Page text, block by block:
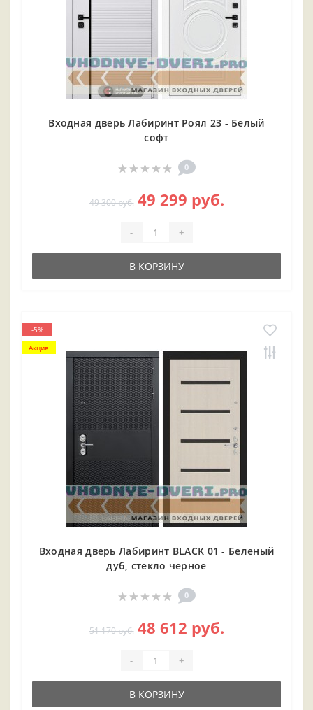
Входная дверь Лабиринт Роял 23 - Белый
софт
0
49 300 руб. 49 299 руб.
- +
В КОРЗИНУ
-5%
Акция
Входная дверь Лабиринт BLACK 01 - Беленый
дуб, стекло черное
0
51 170 руб. 48 612 руб.
- +
В КОРЗИНУ